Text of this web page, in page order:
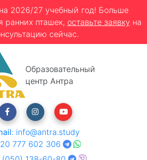
2026/27 учебный год! Больше
ранних пташек, оставьте заявку на
сейчас.
Образовательный
центр Антра
: info@antra.study
777 602 306